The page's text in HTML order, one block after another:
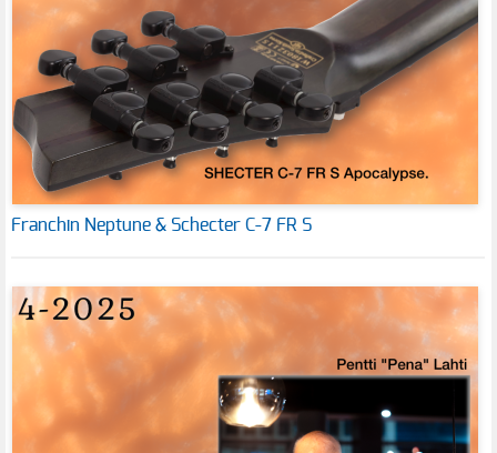
Franchin Neptune & Schecter C-7 FR S